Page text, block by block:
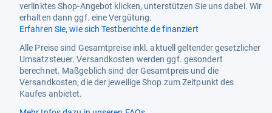
Produktart 3 Ladungstester
passend für
passend für AAA (Micro), AA
(Mignon), C (Baby), D (Mono),
9V Bloc
verwendbar für folgende
Batterietypen
Micro/AAA, Mignon/AA,
Baby/C, Mono/D, 9V-
verlinktes Shop-Angebot klicken, unterstützen Sie uns dabei. Wir
erhalten dann ggf. eine Vergütung.
Erfahren Sie, wie sich Testberichte.de finanziert
Alle Preise sind Gesamtpreise inkl. aktuell geltender gesetzlicher
Umsatzsteuer. Versandkosten werden ggf. gesondert
berechnet. Maßgeblich sind der Gesamtpreis und die
Versandkosten, die der jeweilige Shop zum Zeitpunkt des
Kaufes anbietet.